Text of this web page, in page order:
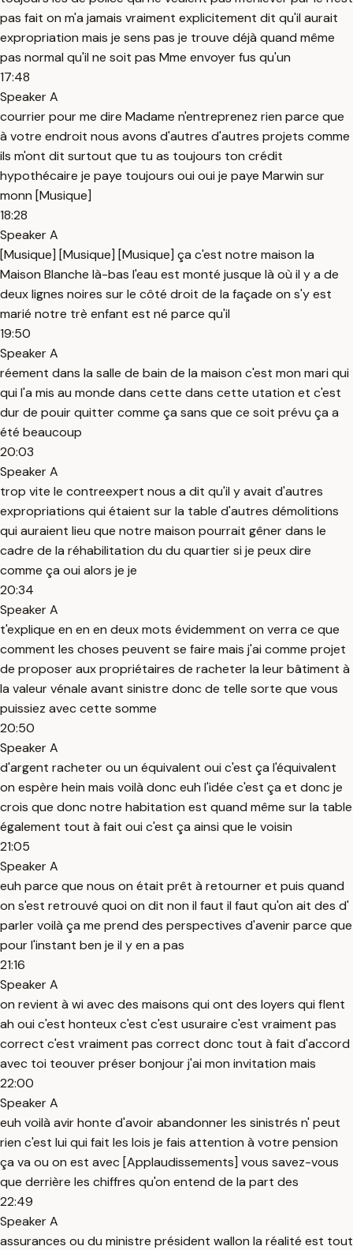
pas fait on m'a jamais vraiment explicitement dit qu'il aurait
expropriation mais je sens pas je trouve déjà quand même
pas normal qu'il ne soit pas Mme envoyer fus qu'un
17:48
Speaker A
courrier pour me dire Madame n'entreprenez rien parce que
à votre endroit nous avons d'autres d'autres projets comme
ils m'ont dit surtout que tu as toujours ton crédit
hypothécaire je paye toujours oui oui je paye Marwin sur
monn [Musique]
18:28
Speaker A
[Musique] [Musique] [Musique] ça c'est notre maison la
Maison Blanche là-bas l'eau est monté jusque là où il y a de
deux lignes noires sur le côté droit de la façade on s'y est
marié notre trè enfant est né parce qu'il
19:50
Speaker A
réement dans la salle de bain de la maison c'est mon mari qui
qui l'a mis au monde dans cette dans cette utation et c'est
dur de pouir quitter comme ça sans que ce soit prévu ça a
été beaucoup
20:03
Speaker A
trop vite le contreexpert nous a dit qu'il y avait d'autres
expropriations qui étaient sur la table d'autres démolitions
qui auraient lieu que notre maison pourrait gêner dans le
cadre de la réhabilitation du du quartier si je peux dire
comme ça oui alors je je
20:34
Speaker A
t'explique en en en deux mots évidemment on verra ce que
comment les choses peuvent se faire mais j'ai comme projet
de proposer aux propriétaires de racheter la leur bâtiment à
la valeur vénale avant sinistre donc de telle sorte que vous
puissiez avec cette somme
20:50
Speaker A
d'argent racheter ou un équivalent oui c'est ça l'équivalent
on espère hein mais voilà donc euh l'idée c'est ça et donc je
crois que donc notre habitation est quand même sur la table
également tout à fait oui c'est ça ainsi que le voisin
21:05
Speaker A
euh parce que nous on était prêt à retourner et puis quand
on s'est retrouvé quoi on dit non il faut il faut qu'on ait des d'
parler voilà ça me prend des perspectives d'avenir parce que
pour l'instant ben je il y en a pas
21:16
Speaker A
on revient à wi avec des maisons qui ont des loyers qui flent
ah oui c'est honteux c'est c'est usuraire c'est vraiment pas
correct c'est vraiment pas correct donc tout à fait d'accord
avec toi teouver préser bonjour j'ai mon invitation mais
22:00
Speaker A
euh voilà avir honte d'avoir abandonner les sinistrés n' peut
rien c'est lui qui fait les lois je fais attention à votre pension
ça va ou on est avec [Applaudissements] vous savez-vous
que derrière les chiffres qu'on entend de la part des
22:49
Speaker A
assurances ou du ministre président wallon la réalité est tout